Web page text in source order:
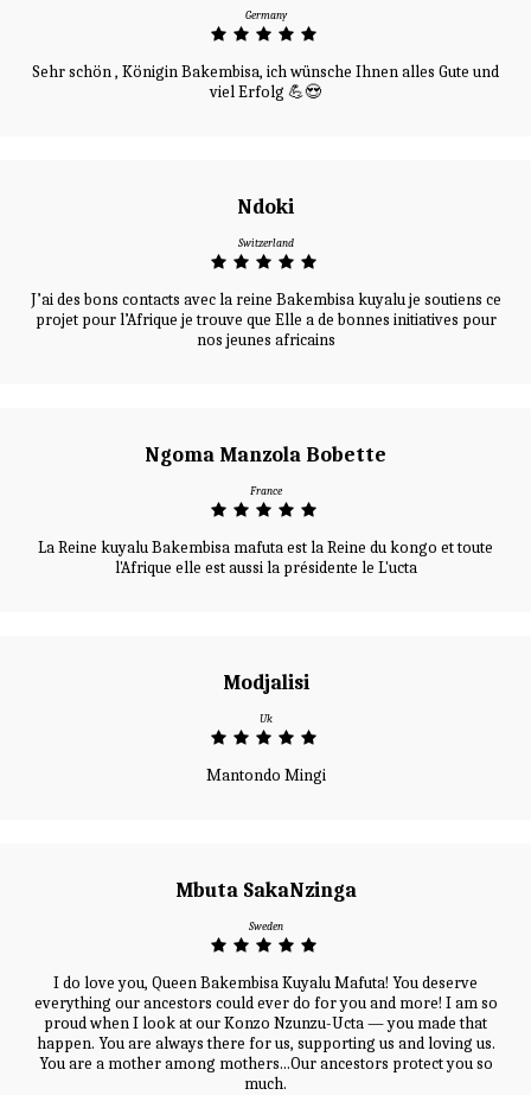
Germany
Sehr schön , Königin Bakembisa, ich wünsche Ihnen alles Gute und
viel Erfolg 💪😍
Ndoki
Switzerland
J’ai des bons contacts avec la reine Bakembisa kuyalu je soutiens ce
projet pour l’Afrique je trouve que Elle a de bonnes initiatives pour
nos jeunes africains
Ngoma Manzola Bobette
France
La Reine kuyalu Bakembisa mafuta est la Reine du kongo et toute
l'Afrique elle est aussi la présidente le L'ucta
Modjalisi
Uk
Mantondo Mingi
Mbuta SakaNzinga
Sweden
I do love you, Queen Bakembisa Kuyalu Mafuta! You deserve
everything our ancestors could ever do for you and more! I am so
proud when I look at our Konzo Nzunzu-Ucta — you made that
happen. You are always there for us, supporting us and loving us.
You are a mother among mothers...Our ancestors protect you so
much.